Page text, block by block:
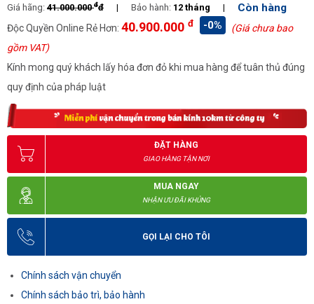
Giá hãng: 41.000.000đđ | Bảo hành: 12 tháng | Còn hàng
Độc Quyền Online Rẻ Hơn: 40.900.000 đ -0%
(Giá chưa bao
gồm VAT)
Kính mong quý khách lấy hóa đơn đỏ khi mua hàng để tuân thủ đúng
quy định của pháp luật
ĐẶT HÀNG
GIAO HÀNG TẬN NƠI
MUA NGAY
NHẬN ƯU ĐÃI KHỦNG
GỌI LẠI CHO TÔI
Chính sách vận chuyển
Chính sách bảo trì, bảo hành